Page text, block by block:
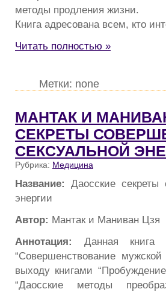
методы продления жизни.
Книга адресована всем, кто
Читать полностью »
Метки: none
МАНТАК И
СЕКРЕТЫ
СЕКСУАЛЬНОЙ
Рубрика: Медицина
Название: Даосские секреты
энергии
Автор: Мантак и Маниван Цзя
Аннотация: Данная книга
“Совершенствование
выходу книгами
“Даосские методы